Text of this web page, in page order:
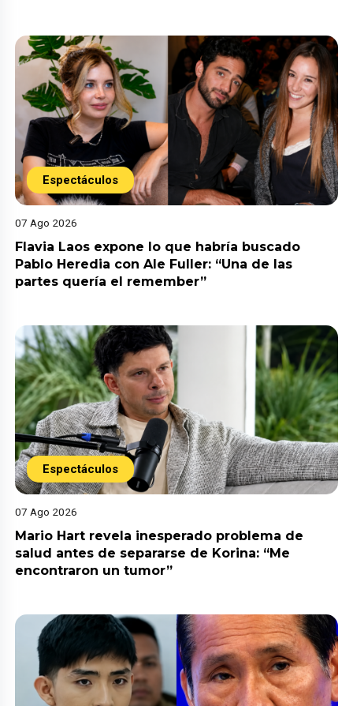
Espectáculos
07 Ago 2026
Flavia Laos expone lo que habría buscado
Pablo Heredia con Ale Fuller: “Una de las
partes quería el remember”
Espectáculos
07 Ago 2026
Mario Hart revela inesperado problema de
salud antes de separarse de Korina: “Me
encontraron un tumor”